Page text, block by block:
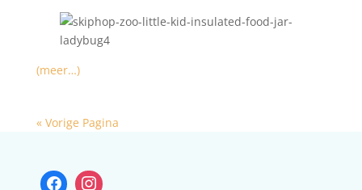
(meer…)
« Vorige Pagina